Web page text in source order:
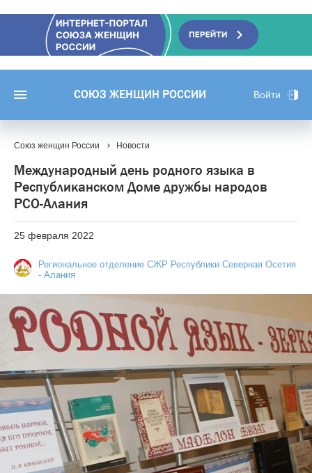
СОЮЗ ЖЕНЩИН РОССИИ Войти
Союз женщин России Новости
Международный день родного языка в
Республиканском Доме дружбы народов
РСО-Алания
25 февраля 2022
Региональное отделение СЖР Республики Северная Осетия
- Алания